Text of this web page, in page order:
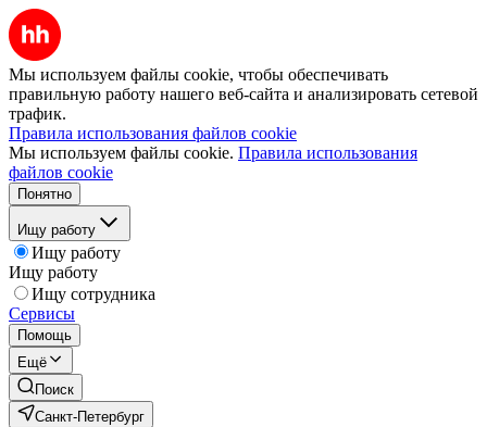
Мы используем файлы cookie, чтобы обеспечивать
правильную работу нашего веб-сайта и анализировать сетевой
трафик.
Правила использования файлов cookie
Мы используем файлы cookie. Правила использования
файлов cookie
Понятно
Ищу работу
Ищу работу
Ищу работу
Ищу сотрудника
Сервисы
Помощь
Ещё
Поиск
Санкт-Петербург